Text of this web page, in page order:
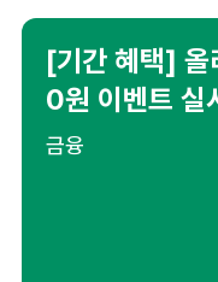
[기간 혜택] 올
0원 이벤트 실
금융